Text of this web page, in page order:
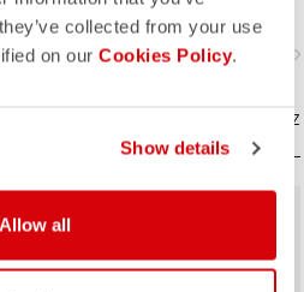
collected from your use
on our Cookies Policy.
Show details
Allow all
navigate_nextnavigate_before
COMPAREZ